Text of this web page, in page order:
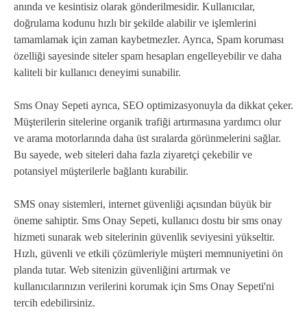
anında ve kesintisiz olarak gönderilmesidir. Kullanıcılar,
doğrulama kodunu hızlı bir şekilde alabilir ve işlemlerini
tamamlamak için zaman kaybetmezler. Ayrıca, Spam koruması
özelliği sayesinde siteler spam hesapları engelleyebilir ve daha
kaliteli bir kullanıcı deneyimi sunabilir.
Sms Onay Sepeti ayrıca, SEO optimizasyonuyla da dikkat çeker.
Müşterilerin sitelerine organik trafiği artırmasına yardımcı olur
ve arama motorlarında daha üst sıralarda görünmelerini sağlar.
Bu sayede, web siteleri daha fazla ziyaretçi çekebilir ve
potansiyel müşterilerle bağlantı kurabilir.
SMS onay sistemleri, internet güvenliği açısından büyük bir
öneme sahiptir. Sms Onay Sepeti, kullanıcı dostu bir sms onay
hizmeti sunarak web sitelerinin güvenlik seviyesini yükseltir.
Hızlı, güvenli ve etkili çözümleriyle müşteri memnuniyetini ön
planda tutar. Web sitenizin güvenliğini artırmak ve
kullanıcılarınızın verilerini korumak için Sms Onay Sepeti'ni
tercih edebilirsiniz.